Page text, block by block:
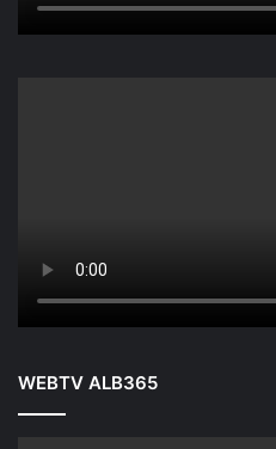
WEBTV ALB365